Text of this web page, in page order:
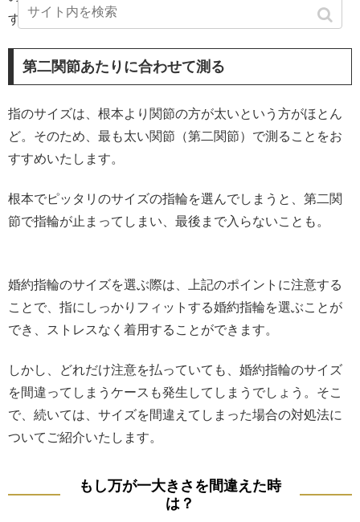
すすめします。
第二関節あたりに合わせて測る
指のサイズは、根本より関節の方が太いという方がほとん
ど。そのため、最も太い関節（第二関節）で測ることをお
すすめいたします。
根本でピッタリのサイズの指輪を選んでしまうと、第二関
節で指輪が止まってしまい、最後まで入らないことも。
婚約指輪のサイズを選ぶ際は、上記のポイントに注意する
ことで、指にしっかりフィットする婚約指輪を選ぶことが
でき、ストレスなく着用することができます。
しかし、どれだけ注意を払っていても、婚約指輪のサイズ
を間違ってしまうケースも発生してしまうでしょう。そこ
で、続いては、サイズを間違えてしまった場合の対処法に
ついてご紹介いたします。
もし万が一大きさを間違えた時
は？